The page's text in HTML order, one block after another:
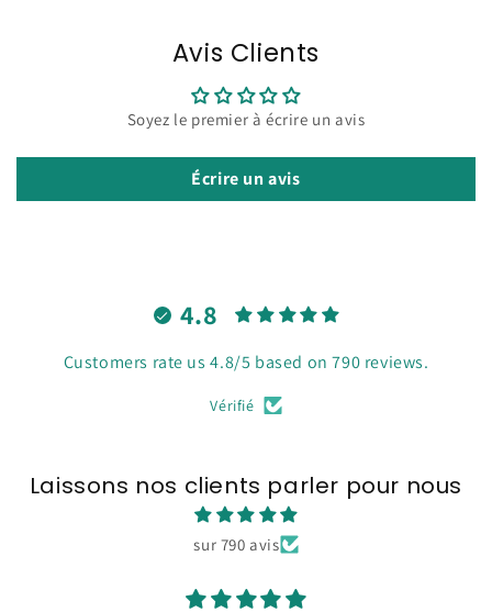
Avis Clients
Soyez le premier à écrire un avis
Écrire un avis
4.8
Customers rate us 4.8/5 based on 790 reviews.
Vérifié
Laissons nos clients parler pour nous
sur 790 avis